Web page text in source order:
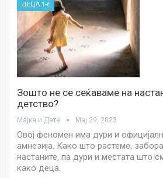
ДЕЦА 1-6
Зошто не се сеќаваме на
детство?
Мајка и Дете Мај 29, 2023
Овој феномен има дури и
амнезија. Како што растеме,
настаните, па дури и местата што
како деца.